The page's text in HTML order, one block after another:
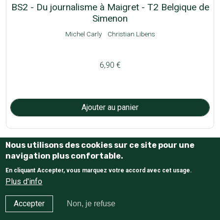
BS2 - Du journalisme à Maigret - T2 Belgique de
Simenon
Michel Carly Christian Libens
6,90 €
Pagination
1 2 3 … ››Page suivante
»»Dernière page
Haut de page
Nous utilisons des cookies sur ce site pour une
navigation plus confortable.
En cliquant Accepter, vous marquez votre accord avec cet usage.
Plus d'info
Accepter Non, je refuse